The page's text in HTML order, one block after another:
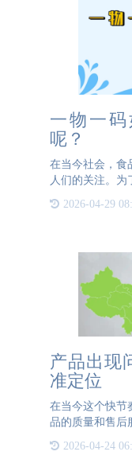
一物一
呢？
在当今社会，食
人们的关注。为
中，“一物一码
2026-04-29
产品出现
准定位
在当今这个快节
品的质量和售后
出现的各种问题
成为了企业提升
2026-04-24